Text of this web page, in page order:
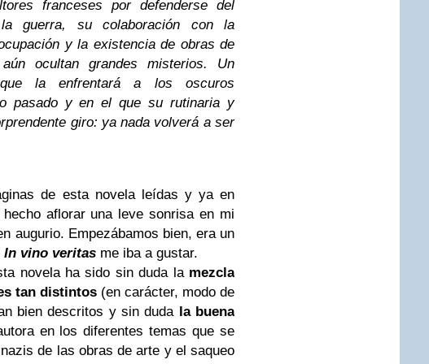
franceses por defenderse del
guerra, su colaboración con la
y la existencia de obras de
ocultan grandes misterios. Un
que la enfrentará a los oscuros
pasado y en el que su rutinaria y
giro: ya nada volverá a ser
de esta novela leídas y ya en
aflorar una leve sonrisa en mi
augurio. Empezábamos bien, era un
In vino veritas me iba a gustar.
novela ha sido sin duda la mezcla
tan distintos (en carácter, modo de
bien descritos y sin duda la buena
en los diferentes temas que se
de las obras de arte y el saqueo